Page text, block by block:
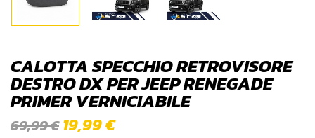
CALOTTA SPECCHIO RETROVISORE
DESTRO DX PER JEEP RENEGADE
PRIMER VERNICIABILE
69,99€ 19,99€